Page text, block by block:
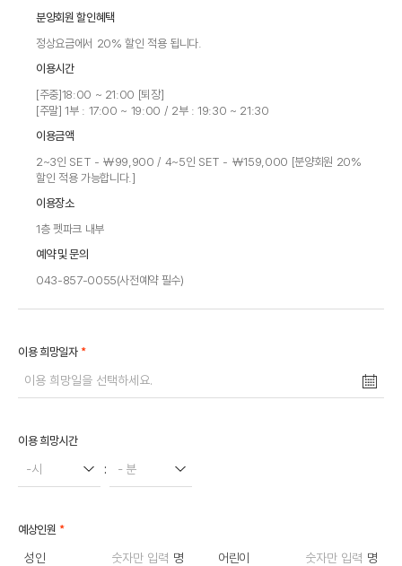
분양회원 할인혜택
정상요금에서 20% 할인 적용 됩니다.
이용시간
[주중]18:00 ~ 21:00 [퇴장]
[주말] 1부 : 17:00 ~ 19:00 / 2부 : 19:30 ~ 21:30
이용금액
2~3인 SET - ￦99,900 / 4~5인 SET - ￦159,000 [분양회원 20%
할인 적용 가능합니다.]
이용장소
1층 펫파크 내부
예약 및 문의
043-857-0055(사전예약 필수)
이용 희망일자 *
이용 희망시간
-시 : - 분
예상인원 *
성인 명 어린이 명